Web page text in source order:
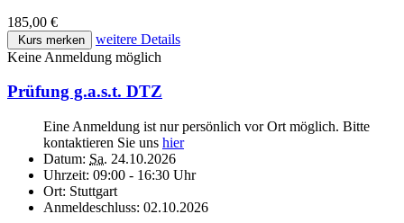
185,00 €
Kurs merken
weitere Details
Keine Anmeldung möglich
Prüfung g.a.s.t. DTZ
Eine Anmeldung ist nur persönlich vor Ort möglich. Bitte
kontaktieren Sie uns hier
Datum: Sa. 24.10.2026
Uhrzeit: 09:00 - 16:30 Uhr
Ort: Stuttgart
Anmeldeschluss: 02.10.2026